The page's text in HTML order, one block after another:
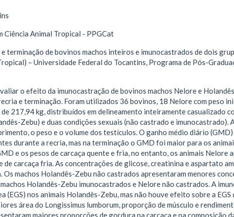
Ciência Animal Tropical - PPGCat
terminação de bovinos machos inteiros e imunocastrados de dois
– Universidade Federal do Tocantins, Programa de Pós-
o efeito da imunocastração de bovinos machos Nelore e
e terminação. Foram utilizados 36 bovinos, 18 Nelore com peso
217,94 kg, distribuídos em delineamento inteiramente casualizado
Zebu) e duas condições sexuais (não castrado e imunocastrado).
o peso e o volume dos testículos. O ganho médio diário
durante a recria, mas na terminação o GMD foi maior para os
e os pesos de carcaça quente e fria, no entanto, os animais Nelore
de carcaça fria. As concentrações de glicose, creatinina e aspartato
Os machos Holandês-Zebu não castrados apresentaram menores
Holandês-Zebu imunocastrados e Nelore não castrados. A
(EGS) nos animais Holandês-Zebu, mas não houve efeito sobre a EGS
área do Longissimus lumborum, proporção de músculo e
maiores proporções de gordura na carcaça e na composição